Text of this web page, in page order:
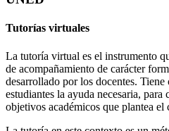
Tutorías virtuales
La tutoría virtual es el instrumento
de acompañamiento de carácter
desarrollado por los docentes.
estudiantes la ayuda necesaria,
objetivos académicos que plantea el